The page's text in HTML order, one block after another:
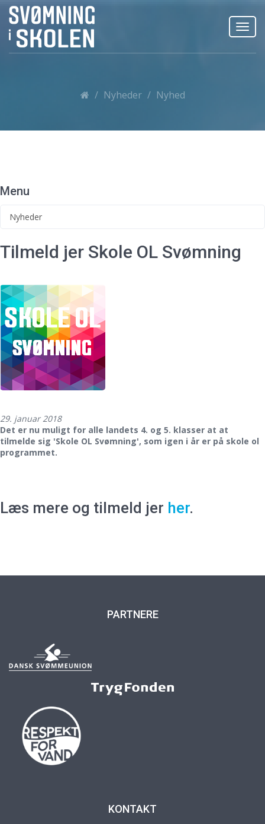
Nyheder Nyhed
Menu
Nyheder
Tilmeld jer Skole OL Svømning
29. januar 2018
Det er nu muligt for alle landets 4. og 5. klasser at at
tilmelde sig 'Skole OL Svømning', som igen i år er på skole ol
programmet.
Læs mere og tilmeld jer her.
PARTNERE
KONTAKT